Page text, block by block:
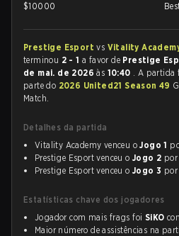
$10000
Prestige Esportvs Vitality
terminou 2 - 1 a favor de Prestige
de mai. de 2026às 10:40 . A partida
parte do 2026 United21 Season 49
Match.
Detalhes da partida
Vitality Academy venceu oJogo 1
Prestige Esport venceu o Jogo 2
Prestige Esport venceu o Jogo 3
Estatísticas chave dos jogadores
Jogador com mais frags foi SiKO
Maior número de assistências na